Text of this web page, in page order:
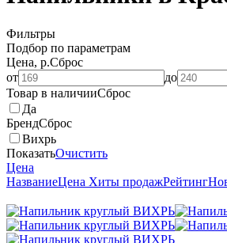
Фильтры
Подбор по параметрам
Цена, р.Сброс
от
до
Товар в наличииСброс
Да
БрендСброс
Вихрь
ПоказатьОчистить
Цена
НазваниеЦена Хиты продажРейтинг